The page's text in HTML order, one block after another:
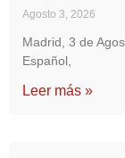
Agosto 3, 2026
Madrid, 3 de
Español,
Leer más »